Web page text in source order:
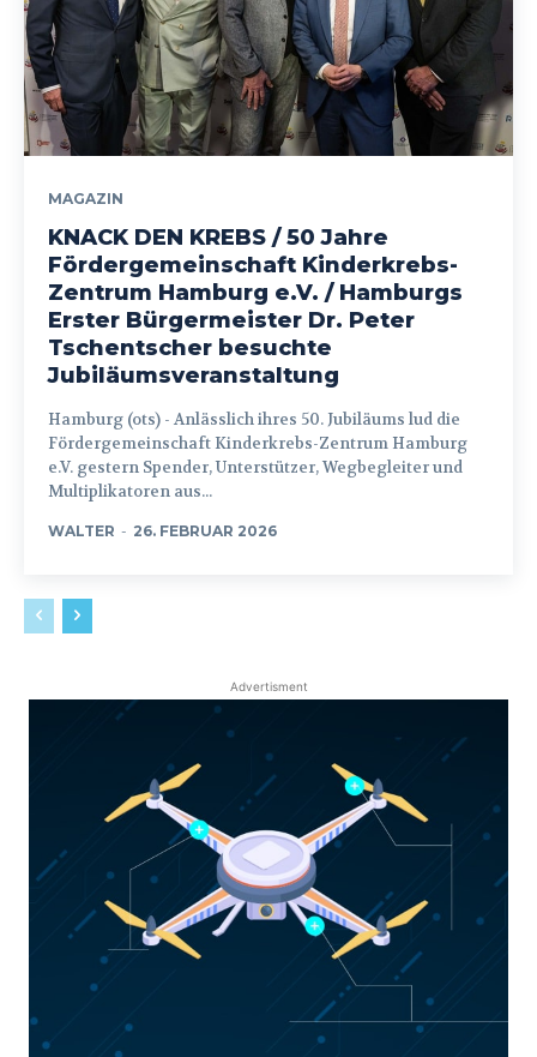
MAGAZIN
KNACK DEN KREBS / 50 Jahre
Fördergemeinschaft Kinderkrebs-
Zentrum Hamburg e.V. / Hamburgs
Erster Bürgermeister Dr. Peter
Tschentscher besuchte
Jubiläumsveranstaltung
Hamburg (ots) - Anlässlich ihres 50. Jubiläums lud die
Fördergemeinschaft Kinderkrebs-Zentrum Hamburg
e.V. gestern Spender, Unterstützer, Wegbegleiter und
Multiplikatoren aus...
WALTER - 26. FEBRUAR 2026
Advertisment